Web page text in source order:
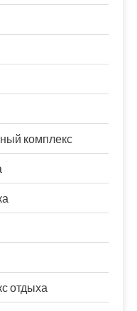
комплекс
отдыха